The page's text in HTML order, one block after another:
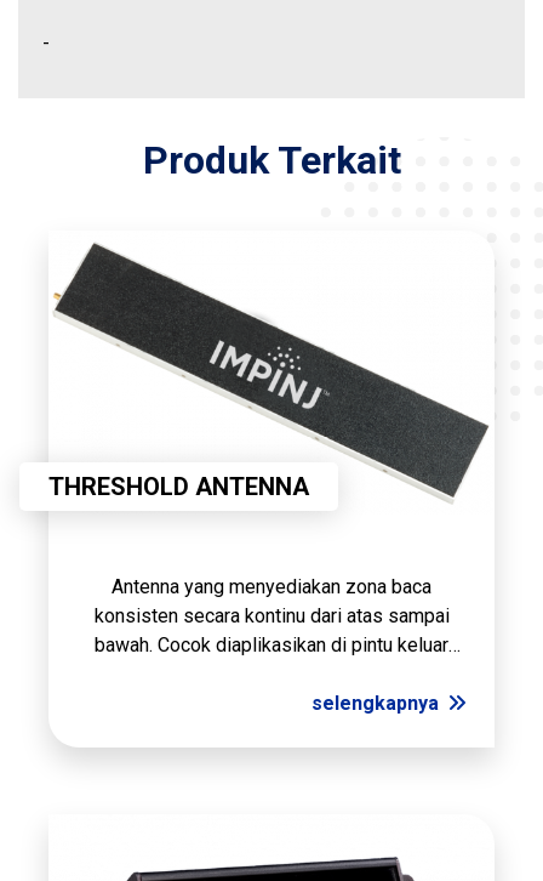
-
Produk Terkait
THRESHOLD ANTENNA
Antenna yang menyediakan zona baca
konsisten secara kontinu dari atas sampai
bawah. Cocok diaplikasikan di pintu keluar
jangkauan baca yang Jauh pada area 4x3 m.
selengkapnya